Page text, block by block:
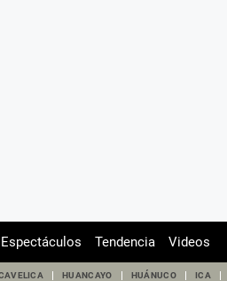
Espectáculos Tendencia Videos
HUANCAYO HUÁNUCO ICA